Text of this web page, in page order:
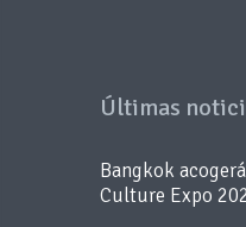
Últimas
Bangkok
Culture Expo